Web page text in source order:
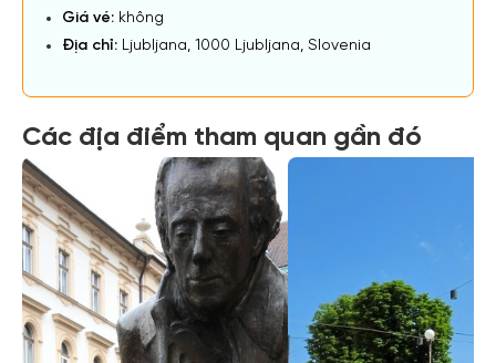
Giá vé: không
Địa chỉ: Ljubljana, 1000 Ljubljana, Slovenia
Các địa điểm tham quan gần đó